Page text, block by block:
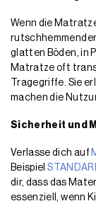
Wenn die
glatten Böden, in
Matratze oft
Tragegriffe. Sie
machen die
Sicherheit und
Verlasse dich auf
Beispiel
dir, dass das
essenziell, wenn